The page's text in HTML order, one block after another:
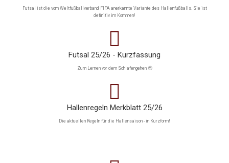
Futsal ist die vom Weltfußballverband FIFA anerkannte Variante des Hallenfußballs. Sie ist
definitiv im Kommen!
Futsal 25/26 - Kurzfassung
Zum Lernen vor dem Schlafengehen 😉
Hallenregeln Merkblatt 25/26
Die aktuellen Regeln für die Hallensaison - in Kurzform!